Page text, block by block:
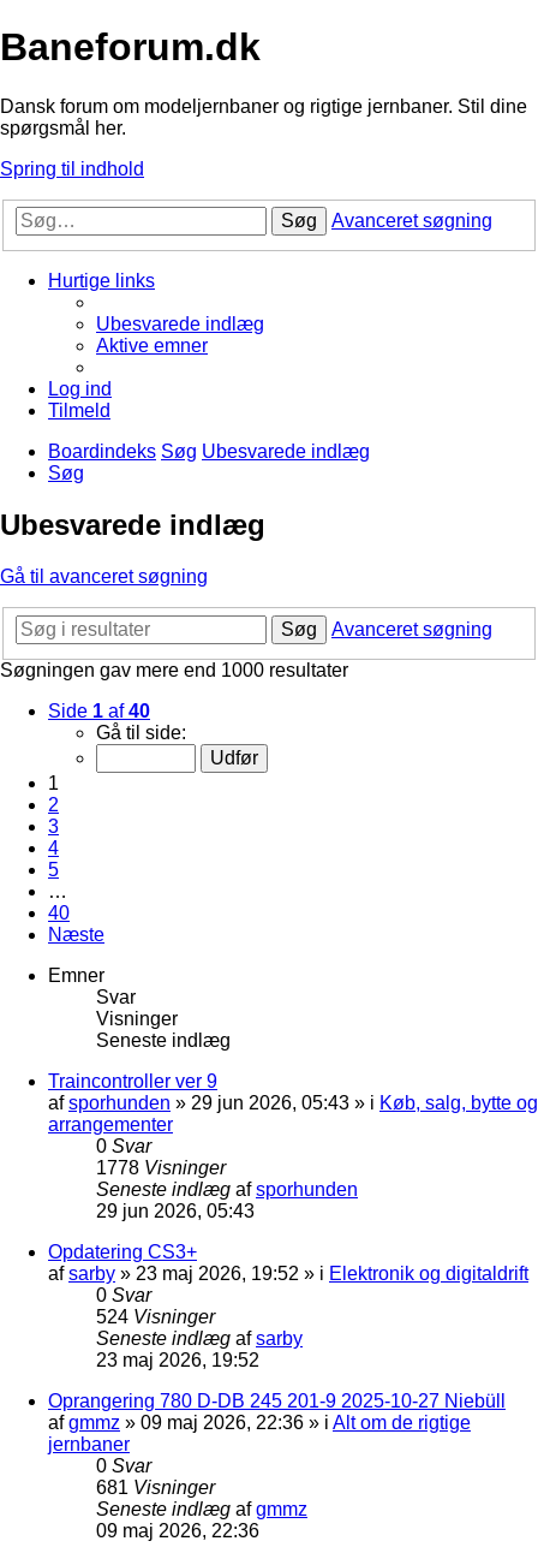
Baneforum.dk
Dansk forum om modeljernbaner og rigtige jernbaner. Stil dine
spørgsmål her.
Spring til indhold
Søg Avanceret søgning
Hurtige links
Ubesvarede indlæg
Aktive emner
Log ind
Tilmeld
Boardindeks Søg Ubesvarede indlæg
Søg
Ubesvarede indlæg
Gå til avanceret søgning
Søg
Avanceret søgning
Søgningen gav mere end 1000 resultater
Side 1 af40
Gå til side:
1
2
3
4
5
…
40
Næste
Emner
Svar
Visninger
Seneste indlæg
Traincontroller ver 9
afsporhunden » 29 jun 2026, 05:43 » i Køb, salg, bytte og
arrangementer
0 Svar
1778 Visninger
Seneste indlæg afsporhunden
29 jun 2026, 05:43
Opdatering CS3+
afsarby » 23 maj 2026, 19:52 » i Elektronik og digitaldrift
0 Svar
524 Visninger
Seneste indlæg afsarby
23 maj 2026, 19:52
Oprangering 780 D-DB 245 201-9 2025-10-27 Niebüll
afgmmz » 09 maj 2026, 22:36 » i Alt om de rigtige
jernbaner
0 Svar
681 Visninger
Seneste indlæg afgmmz
09 maj 2026, 22:36